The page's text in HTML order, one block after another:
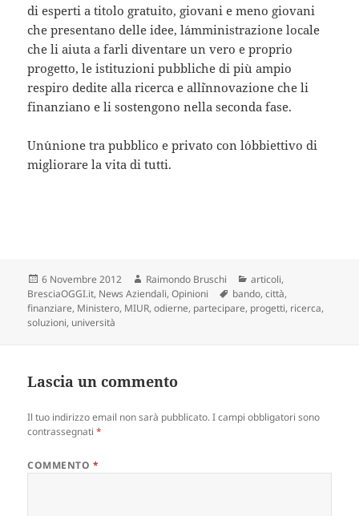
di esperti a titolo gratuito, giovani e meno giovani
che presentano delle idee, l´amministrazione locale
che li aiuta a farli diventare un vero e proprio
progetto, le istituzioni pubbliche di più ampio
respiro dedite alla ricerca e all´innovazione che li
finanziano e li sostengono nella seconda fase.
Un´unione tra pubblico e privato con l´obbiettivo di
migliorare la vita di tutti.
Scritto
il
6 Novembre 2012 Autore
Raimondo Bruschi Categorie
articoli,
BresciaOGGI.it, News Aziendali,Opinioni Tag
bando,città,
finanziare, Ministero, MIUR,odierne, partecipare, progetti, ricerca,
soluzioni, università
Lascia un commento
Il tuo indirizzo email non sarà pubblicato. I campi obbligatori sono
contrassegnati*
COMMENTO *